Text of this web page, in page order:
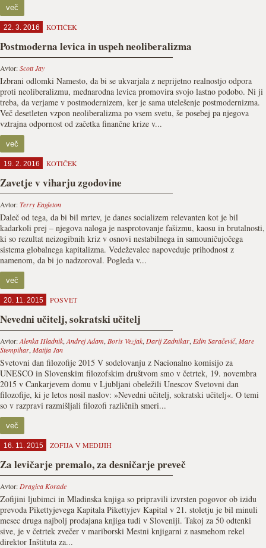
več
22. 3. 2016 KOTIČEK
Postmoderna levica in uspeh neoliberalizma
Avtor:Scott Jay
Izbrani odlomki Namesto, da bi se ukvarjala z neprijetno realnostjo odpora
proti neoliberalizmu, mednarodna levica promovira svojo lastno podobo. Ni ji
treba, da verjame v postmodernizem, ker je sama utelešenje postmodernizma.
Več desetleten vzpon neoliberalizma po vsem svetu, še posebej pa njegova
vztrajna odpornost od začetka finančne krize v...
več
19. 2. 2016 KOTIČEK
Zavetje v viharju zgodovine
Avtor:Terry Eagleton
Daleč od tega, da bi bil mrtev, je danes socializem relevanten kot je bil
kadarkoli prej – njegova naloga je nasprotovanje fašizmu, kaosu in brutalnosti,
ki so rezultat neizogibnih kriz v osnovi nestabilnega in samouničujočega
sistema globalnega kapitalizma. Vedeževalec napoveduje prihodnost z
namenom, da bi jo nadzoroval. Pogleda v...
več
20. 11. 2015 POSVET
Nevedni učitelj, sokratski učitelj
Avtor:Alenka Hladnik, Andrej Adam, Boris Vezjak, Darij Zadnikar, Edin Saračevič, Mare
Štempihar, Matija Jan
Svetovni dan filozofije 2015 V sodelovanju z Nacionalno komisijo za
UNESCO in Slovenskim filozofskim društvom smo v četrtek, 19. novembra
2015 v Cankarjevem domu v Ljubljani obeležili Unescov Svetovni dan
filozofije, ki je letos nosil naslov: »Nevedni učitelj, sokratski učitelj«. O temi
so v razpravi razmišljali filozofi različnih smeri...
več
16. 11. 2015 ZOFIJA V MEDIJIH
Za levičarje premalo, za desničarje preveč
Avtor: Dragica Korade
Zofijini ljubimci in Mladinska knjiga so pripravili izvrsten pogovor ob izidu
prevoda Pikettyjevega Kapitala Pikettyjev Kapital v 21. stoletju je bil minuli
mesec druga najbolj prodajana knjiga tudi v Sloveniji. Takoj za 50 odtenki
sive, je v četrtek zvečer v mariborski Mestni knjigarni z nasmehom rekel
direktor Inštituta za...